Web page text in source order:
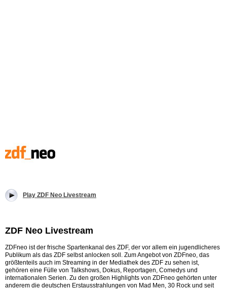
Play ZDF Neo Livestream
ZDF Neo Livestream
ZDFneo ist der frische Spartenkanal des ZDF, der vor allem ein jugendlicheres
Publikum als das ZDF selbst anlocken soll. Zum Angebot von ZDFneo, das
größtenteils auch im Streaming in der Mediathek des ZDF zu sehen ist,
gehören eine Fülle von Talkshows, Dokus, Reportagen, Comedys und
internationalen Serien. Zu den großen Highlights von ZDFneo gehörten unter
anderem die deutschen Erstausstrahlungen von Mad Men, 30 Rock und seit